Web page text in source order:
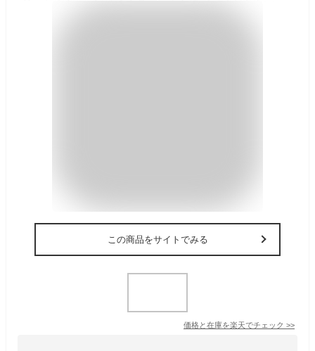
この商品をサイトでみる
価格と在庫を楽天でチェック >>